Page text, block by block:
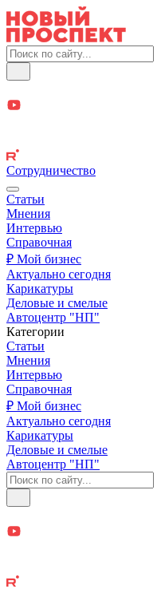
Сотрудничество
Статьи
Мнения
Интервью
Справочная
₽ Мой бизнес
Актуально сегодня
Карикатуры
Деловые и смелые
Автоцентр "НП"
Категории
Статьи
Мнения
Интервью
Справочная
₽ Мой бизнес
Актуально сегодня
Карикатуры
Деловые и смелые
Автоцентр "НП"